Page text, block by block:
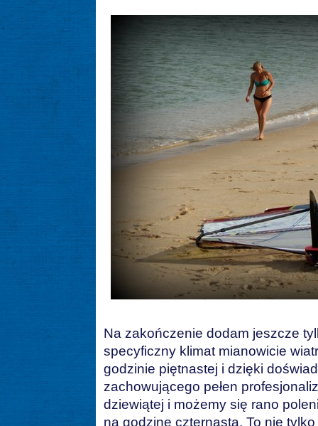
Na zakończenie dodam jeszcze
specyficzny klimat mianowicie
godzinie piętnastej i dzięki
zachowującego pełen
dziewiątej i możemy się rano
na godzinę czternastą. To nie